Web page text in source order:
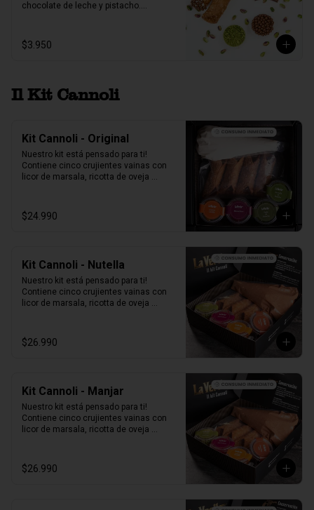
chocolate de leche y pistacho.
$3.950
Il Kit Cannoli
Kit Cannoli - Original
Nuestro kit está pensado para ti!
Contiene cinco crujientes vainas con
licor de marsala, ricotta de oveja
pistacho y una exquisita crema de
pistacho.
$24.990
Kit Cannoli - Nutella
Nuestro kit está pensado para ti!
Contiene cinco crujientes vainas con
licor de marsala, ricotta de oveja
confitada, marrasquino, pistacho y una
exquisita crema de pistacho.
$26.990
Kit Cannoli - Manjar
Nuestro kit está pensado para ti!
Contiene cinco crujientes vainas con
licor de marsala, ricotta de oveja
confitada, marrasquino, pistacho y una
exquisita crema de pistacho.
$26.990